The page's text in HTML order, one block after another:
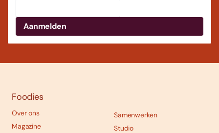
Foodies
Over ons
Magazine
Samenwerken
Studio